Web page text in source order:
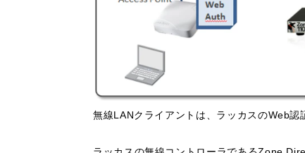
無線LANクライアントは、ラッカスのWeb認